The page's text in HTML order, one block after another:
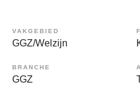
VAKGEBIED
GGZ/Welzijn
BRANCHE
GGZ